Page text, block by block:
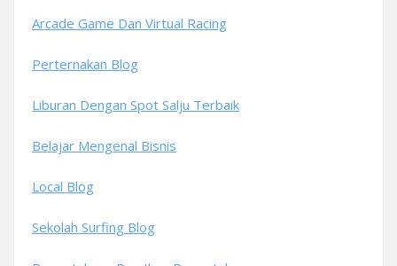
Arcade Game Dan Virtual Racing
Perternakan Blog
Liburan Dengan Spot Salju Terbaik
Belajar Mengenal Bisnis
Local Blog
Sekolah Surfing Blog